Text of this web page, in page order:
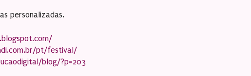
personalizadas.
pt/festival/
blog/?p=203